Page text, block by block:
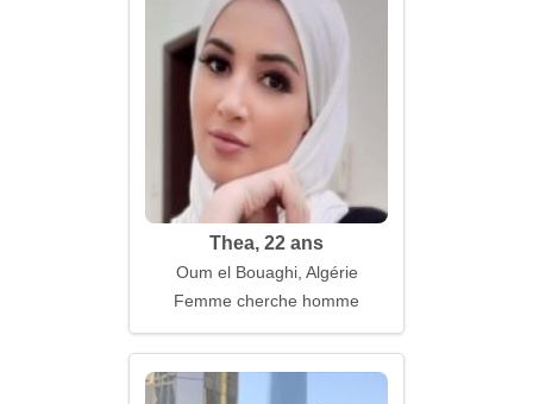
Thea, 22 ans
Oum el Bouaghi, Algérie
Femme cherche homme